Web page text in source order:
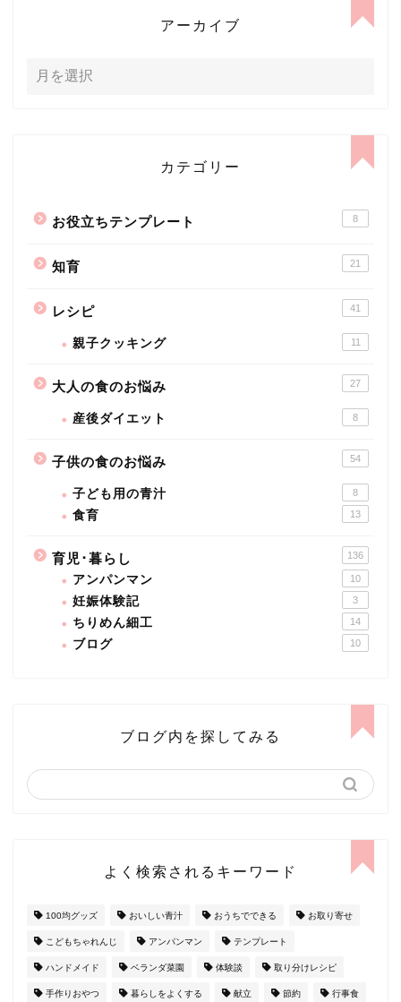
アーカイブ
カテゴリー
お役立ちテンプレート 8
知育 21
レシピ 41
親子クッキング 11
大人の食のお悩み 27
産後ダイエット 8
子供の食のお悩み 54
子ども用の青汁 8
食育 13
育児･暮らし 136
アンパンマン 10
妊娠体験記 3
ちりめん細工 14
ブログ 10
ブログ内を探してみる
よく検索されるキーワード
100均グッズ おいしい青汁 おうちでできる お取り寄せ
こどもちゃれんじ アンパンマン テンプレート
ハンドメイド ベランダ菜園 体験談 取り分けレシピ
手作りおやつ 暮らしをよくする 献立 節約 行事食